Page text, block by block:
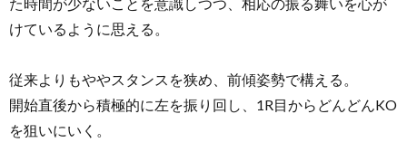
けているように思える。
従来よりもややスタンスを狭め、前傾姿勢で構える。
開始直後から積極的に左を振り回し、1R目からどんどんKO
を狙いにいく。